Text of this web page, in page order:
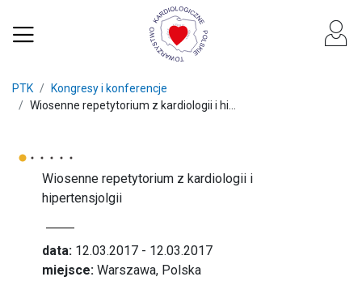
PTK
Kongresy i konferencje
Wiosenne repetytorium z kardiologii i hi...
Wiosenne repetytorium z kardiologii i
hipertensjolgii
data: 12.03.2017 - 12.03.2017
miejsce: Warszawa, Polska